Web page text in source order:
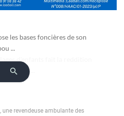
les bases foncières de son
...
une revendeuse ambulante des